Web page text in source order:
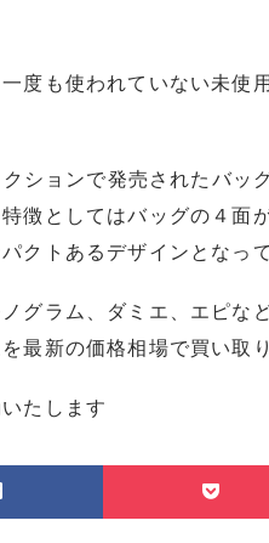
度も使われていない未使
ションで発売されたバッ
徴としてはバッグの４面
クトあるデザインとなっ
グラム、ダミエ、エピな
最新の価格相場で買い取り
たします